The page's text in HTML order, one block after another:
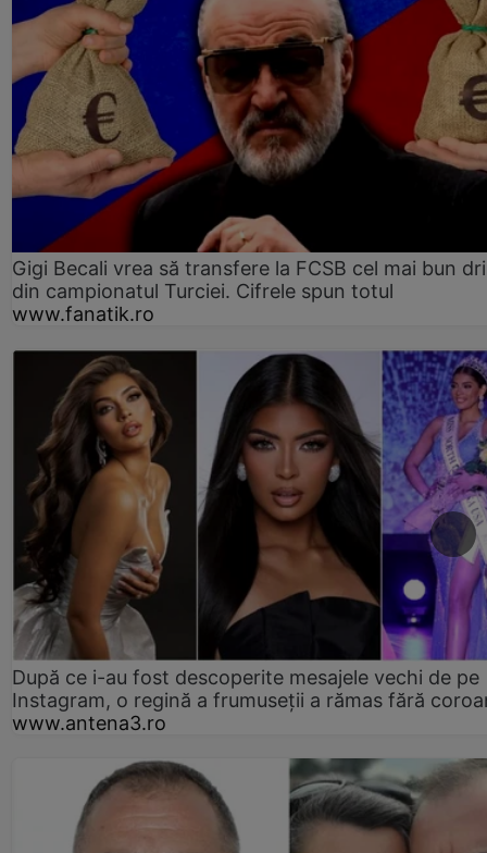
Gigi Becali vrea să transfere la FCSB cel mai bun
din campionatul Turciei. Cifrele spun totul
www.fanatik.ro
După ce i-au fost descoperite mesajele vechi de pe
Instagram, o regină a frumuseții a rămas fără
www.antena3.ro